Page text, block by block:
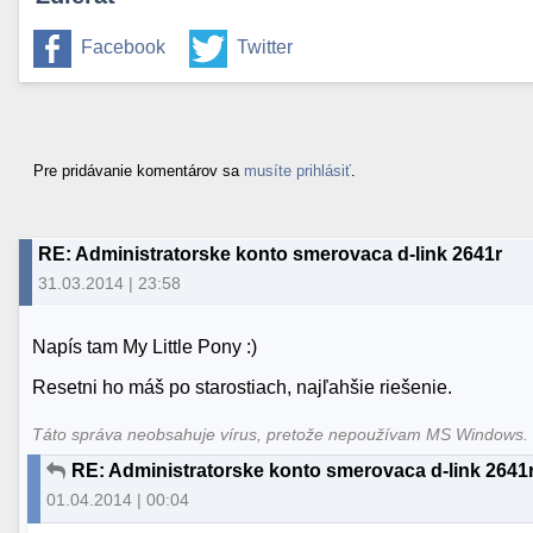
Facebook Twitter
Pre pridávanie komentárov sa musíte prihlásiť
RE: Administratorske konto smerovaca d-link 2641r
31.03.2014 | 23:58
Napís tam My Little Pony :)
Resetni ho máš po starostiach, najľahšie riešenie.
Táto správa neobsahuje vírus, pretože nepoužívam MS Windows.
RE: Administratorske konto smerovaca d-link
01.04.2014 | 00:04